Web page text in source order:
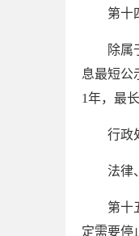
第十
除属
息最短公
1年，最
行政
法律
第十
定需要停